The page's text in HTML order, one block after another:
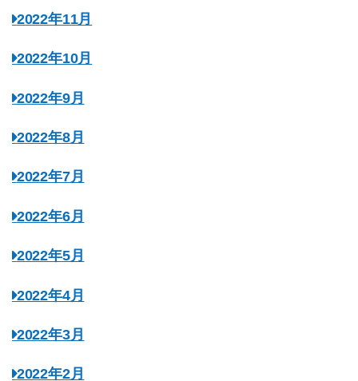
2022年11月
2022年10月
2022年9月
2022年8月
2022年7月
2022年6月
2022年5月
2022年4月
2022年3月
2022年2月